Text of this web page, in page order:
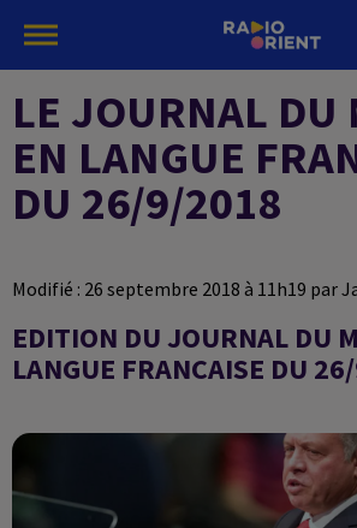
LE JOURNAL DU
EN LANGUE
DU 26/9/2018
Modifié : 26 septembre 2018 à 11h19 par
EDITION DU JOURNAL DU
LANGUE FRANCAISE DU